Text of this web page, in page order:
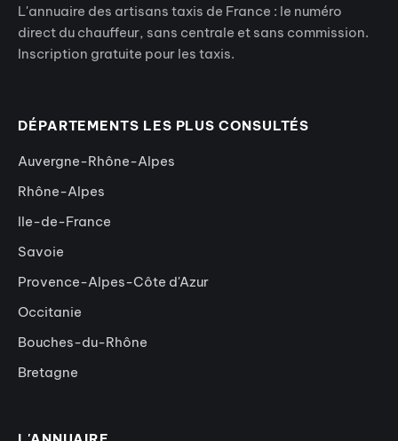
L'annuaire des artisans taxis de France : le numéro
direct du chauffeur, sans centrale et sans commission.
Inscription gratuite pour les taxis.
DÉPARTEMENTS LES PLUS CONSULTÉS
Auvergne-Rhône-Alpes
Rhône-Alpes
Ile-de-France
Savoie
Provence-Alpes-Côte d'Azur
Occitanie
Bouches-du-Rhône
Bretagne